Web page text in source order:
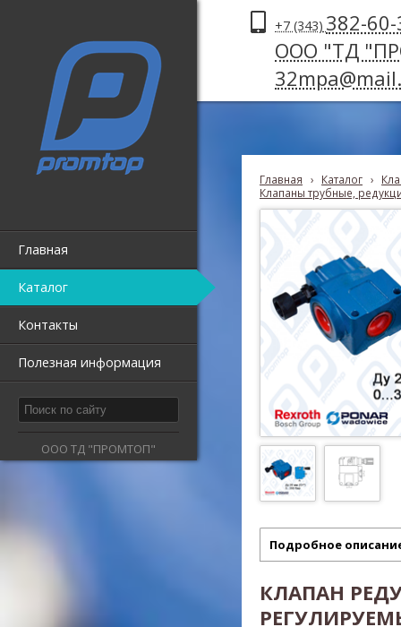
Главная
Каталог
Контакты
Полезная информация
ООО ТД "ПРОМТОП"
+7 (343) 382-
ООО "ТД
Главная › Каталог ›
Клапаны трубные,
Подробное
КЛАПАН